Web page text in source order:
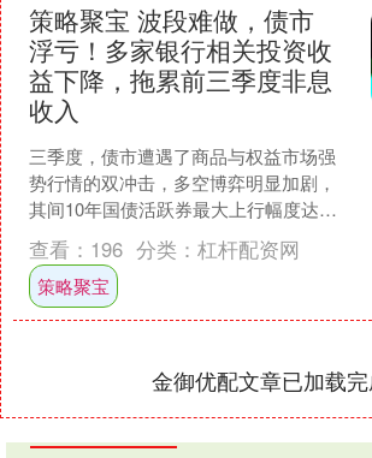
策略聚宝 波段难做，债市
浮亏！多家银行相关投资收
益下降，拖累前三季度非息
收入
三季度，债市遭遇了商品与权益市场强
势行情的双冲击，多空博弈明显加剧，
其间10年国债活跃券最大上行幅度达到
15bps。 剧烈的波动已显现在银行的三季
报上。债市利率....
查看： 196 分类： 杠杆配资网
策略聚宝
金御优配文章已加载